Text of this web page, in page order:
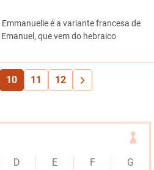
é a variante francesa de
que vem do hebraico
10 11 12
D E F
G